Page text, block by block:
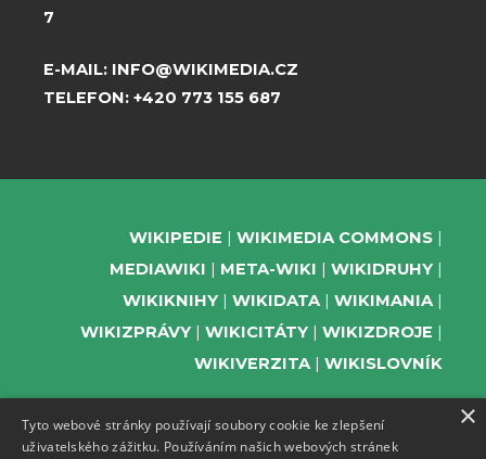
7
E-MAIL: INFO@WIKIMEDIA.CZ
TELEFON: +420 773 155 687
WIKIPEDIE
WIKIMEDIA COMMONS
MEDIAWIKI
META-WIKI
WIKIDRUHY
WIKIKNIHY
WIKIDATA
WIKIMANIA
WIKIZPRÁVY
WIKICITÁTY
WIKIZDROJE
WIKIVERZITA
WIKISLOVNÍK
×
Tyto webové stránky používají soubory cookie ke zlepšení
uživatelského zážitku. Používáním našich webových stránek